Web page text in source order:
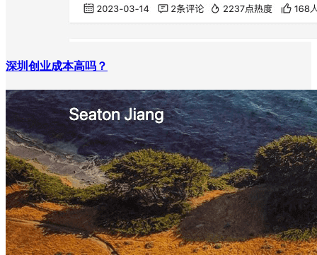
深圳创业成本高吗？